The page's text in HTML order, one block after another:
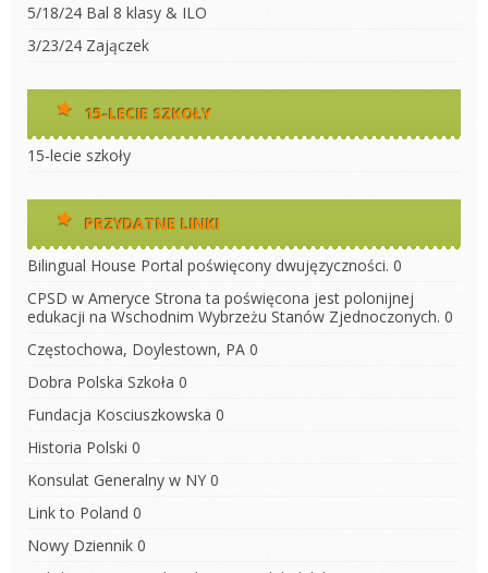
5/18/24 Bal 8 klasy & ILO
3/23/24 Zajączek
15-LECIE SZKOŁY
15-lecie szkoły
PRZYDATNE LINKI
Bilingual House Portal poświęcony dwujęzyczności. 0
CPSD w Ameryce Strona ta poświęcona jest polonijnej
edukacji na Wschodnim Wybrzeżu Stanów Zjednoczonych. 0
Częstochowa, Doylestown, PA 0
Dobra Polska Szkoła 0
Fundacja Kosciuszkowska 0
Historia Polski 0
Konsulat Generalny w NY 0
Link to Poland 0
Nowy Dziennik 0